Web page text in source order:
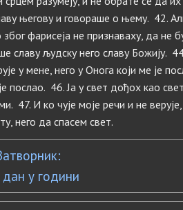
његову и говораше о њему. 42.
фарисеја не признаваху, да не
славу људску него славу Божију.
у мене, него у Онога који ме је
послао. 46. Ја у свет дођох као
47. И ко чује моје речи и не
него да спасем свет.
у години